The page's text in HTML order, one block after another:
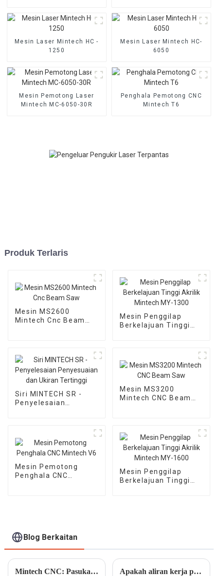
Mesin Laser Mintech HC -
1250
Mesin Laser Mintech HC-
6050
Mesin Pemotong Laser
Mintech MC-6050-30R
Penghala Pemotong CNC
Mintech T6
Produk Terlaris
Mesin MS2600
Mintech Cnc Beam
Mesin Penggilap
Berkelajuan Tinggi
Siri MINTECH SR -
Penyelesaian
Mesin MS3200
Mintech CNC Beam
Mesin Pemotong
Penghala CNC
Mesin Penggilap
Berkelajuan Tinggi
Blog Berkaitan
Mintech CNC: Pasukan Pembuatan Global dengan Kemudahan Terkini Apakah aliran kerja penghala pemotong sarang lebah aluminium komposit?